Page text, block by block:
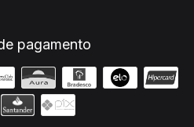
pagamento